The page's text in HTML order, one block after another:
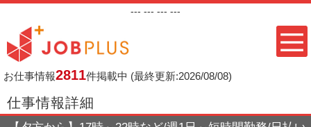
--- --- --- ---
お仕事情報2811件掲載中 (最終更新:2026/08/08)
仕事情報詳細